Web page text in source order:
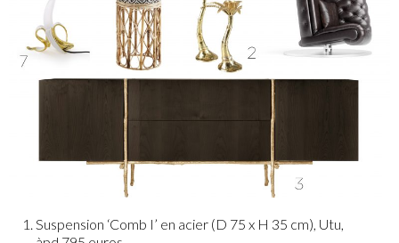
Suspension ‘Comb I’ en acier (D 75 x H 35 cm), Utu,